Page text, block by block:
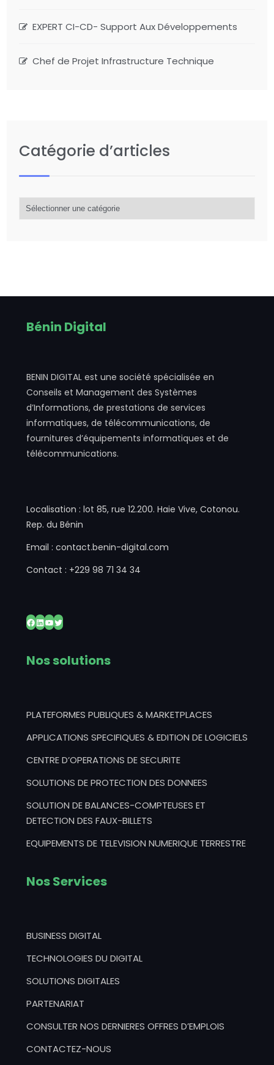
EXPERT CI-CD- Support Aux Développements
Chef de Projet Infrastructure Technique
Catégorie d’articles
d’articles
Bénin Digital
BENIN DIGITAL est une société spécialisée en
Conseils et Management des Systèmes
d’Informations, de prestations de services
informatiques, de télécommunications, de
fournitures d’équipements informatiques et de
télécommunications.
Localisation : lot 85, rue 12.200. Haie Vive, Cotonou.
Rep. du Bénin
Email : contact.benin-digital.com
Contact : +229 98 71 34 34
Facebook
LinkedIn
YouTube
Twitter
Nos solutions
PLATEFORMES PUBLIQUES & MARKETPLACES
APPLICATIONS SPECIFIQUES & EDITION DE LOGICIELS
CENTRE D’OPERATIONS DE SECURITE
SOLUTIONS DE PROTECTION DES DONNEES
SOLUTION DE BALANCES-COMPTEUSES ET
DETECTION DES FAUX-BILLETS
EQUIPEMENTS DE TELEVISION NUMERIQUE TERRESTRE
Nos Services
BUSINESS DIGITAL
TECHNOLOGIES DU DIGITAL
SOLUTIONS DIGITALES
PARTENARIAT
CONSULTER NOS DERNIERES OFFRES D’EMPLOIS
CONTACTEZ-NOUS